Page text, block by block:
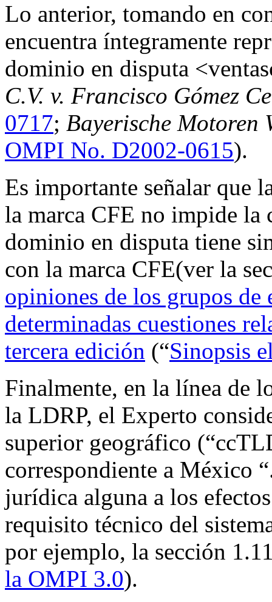
Lo anterior, tomando en
encuentra íntegramente
dominio en disputa
C.V. v. Francisco Gómez
0717; Bayerische Motoren
OMPI No. D2002-0615).
Es importante señalar que
la marca CFE no impide la
dominio en disputa tiene
con la marca CFE(ver la
opiniones de los grupos
determinadas cuestiones
tercera edición (“Sinopsis
Finalmente, en la línea de
la LDRP, el Experto
superior geográfico
correspondiente a México
jurídica alguna a los
requisito técnico del
por ejemplo, la sección
la OMPI 3.0).